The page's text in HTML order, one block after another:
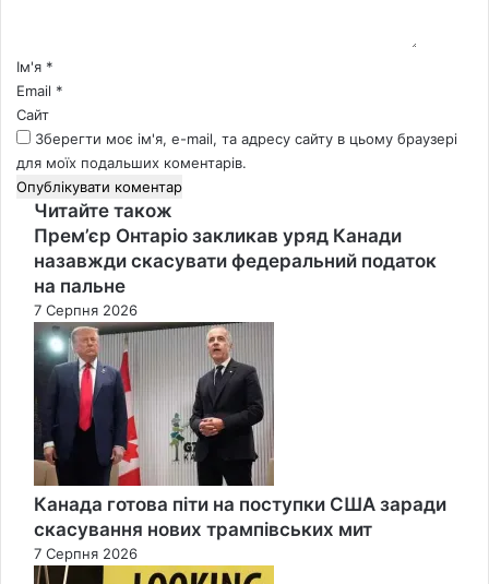
*Ім'я *
Email *
Сайт
Зберегти моє ім'я, e-mail, та адресу сайту в цьому браузері
для моїх подальших коментарів.
Читайте також
Close
Прем’єр Онтаріо закликав уряд Канади
назавжди скасувати федеральний податок
на пальне
7 Серпня 2026
Канада готова піти на поступки США заради
скасування нових трампівських мит
7 Серпня 2026